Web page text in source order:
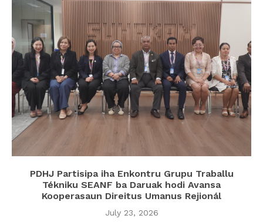
PDHJ Partisipa iha Enkontru Grupu Traballu
Tékniku SEANF ba Daruak hodi Avansa
Kooperasaun Direitus Umanus Rejionál
July 23, 2026